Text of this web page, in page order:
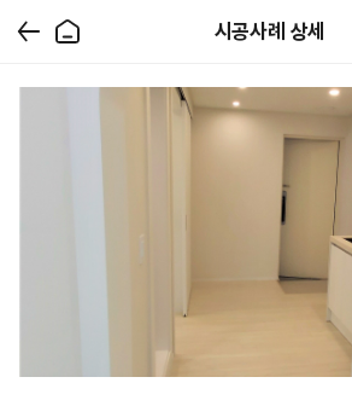
시공사례 상세